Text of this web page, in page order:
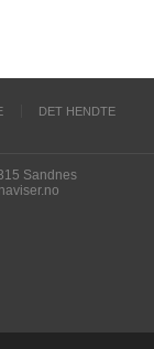
DET HENDTE
Sandnes